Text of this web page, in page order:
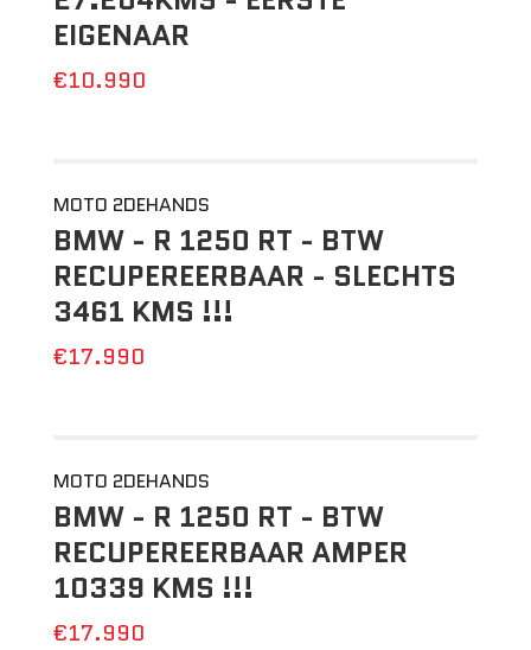
EIGENAAR
€10.990
MOTO 2DEHANDS
BMW - R 1250 RT - BTW
RECUPEREERBAAR - SLECHTS
3461 KMS !!!
€17.990
MOTO 2DEHANDS
BMW - R 1250 RT - BTW
RECUPEREERBAAR AMPER
10339 KMS !!!
€17.990